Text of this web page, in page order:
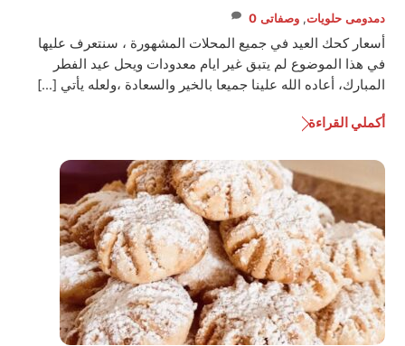
دمدومى حلويات,وصفاتى 0
أسعار كحك العيد في جميع المحلات المشهورة ، سنتعرف عليها
في هذا الموضوع لم يتبق غير ايام معدودات ويحل عيد الفطر
المبارك، أعاده الله علينا جميعا بالخير والسعادة ،ولعله يأتي […]
أكملي القراءة